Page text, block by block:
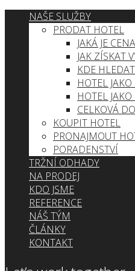
NAŠE SLUŽBY
PRODAT HOTEL
JAKÁ JE
JAK ZÍSKAT
KDE
HOTEL
HOTEL
CELKOVÁ
KOUPIT HOTEL
PRONAJMOUT
PORADENSTVÍ
TRŽNÍ ODHADY
NA PRODEJ
KDO JSME
REFERENCE
NÁŠ TÝM
ČLÁNKY
KONTAKT